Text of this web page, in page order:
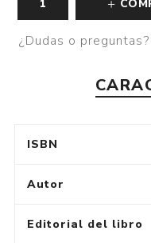
¿Dudas o
ISBN
Autor
Editorial del libro